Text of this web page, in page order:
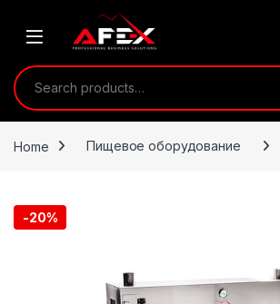
Search for:
Home Пищевое оборудование
-20%